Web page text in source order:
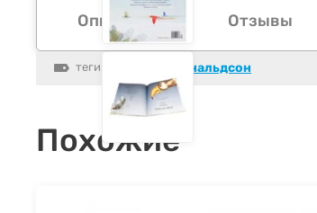
Описание Отзывы
теги: Джулия Дональдсон
Похожие